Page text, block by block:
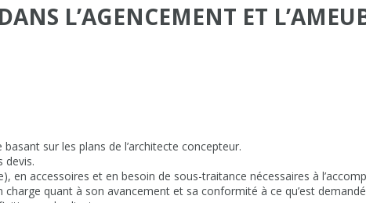
L’AGENCEMENT ET
sur les plans de l’architecte concepteur.
devis.
en accessoires et en besoin de sous-traitance nécessaires à
quant à son avancement et sa conformité à ce qu’est